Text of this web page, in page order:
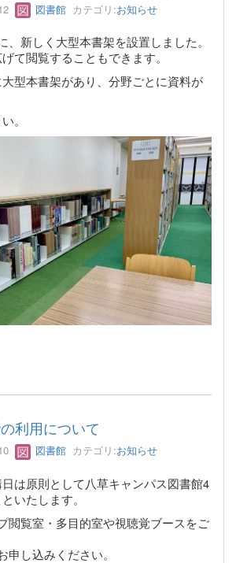
図書館 カテゴリ:お知らせ
、新しく大型本書架を設置しました。
て閲覧することもできます。
型本書架があり、分野ごとに資料が
。
利用について
図書館 カテゴリ:お知らせ
は原則として八草キャンパス図書館4
いたします。
閲覧室・多目的室や視聴覚ブースをご
し込みください。